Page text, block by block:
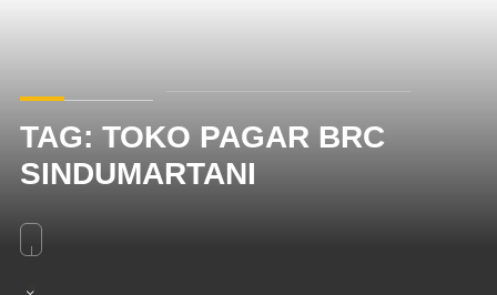
TAG: TOKO PAGAR BRC
SINDUMARTANI